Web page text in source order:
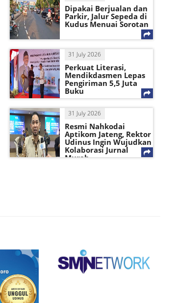
Dipakai Berjualan dan
Parkir, Jalur Sepeda di
Kudus Menuai Sorotan
31 July 2026
Perkuat Literasi,
Mendikdasmen Lepas
Pengiriman 5,5 Juta
Buku
31 July 2026
Resmi Nahkodai
Aptikom Jateng, Rektor
Udinus Ingin Wujudkan
Kolaborasi Jurnal
Murah